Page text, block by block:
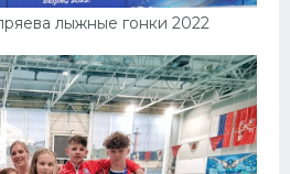
лыжные гонки 2022